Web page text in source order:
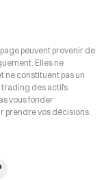
peuvent provenir de
Elles ne
ne constituent pas un
trading des actifs
vous fonder
prendre vos décisions.